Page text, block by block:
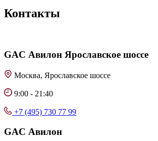
Контакты
GAC Авилон Ярославское шоссе
Москва, Ярославское шоссе
9:00 - 21:40
+7 (495) 730 77 99
GAC Авилон